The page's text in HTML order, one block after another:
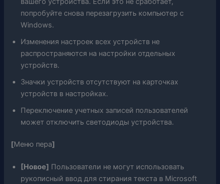
попробуйте снова перезагрузить компьютер с
Windows.
Изменения настроек всех устройств не
распространяются на настройки отдельных
устройств.
Значки устройств отсутствуют на карточках
устройств в настройках.
Переключение учетных записей пользователей
может отключить светодиоды устройства.
[Меню пера]
[Новое] Пользователи не могут использовать
рукописный ввод для стирания текста в Microsoft